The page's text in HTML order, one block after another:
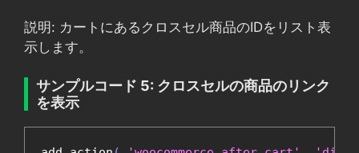
説明: カートにあるクロスセル商品のIDをリスト表
示します。
サンプルコード 5: クロスセルの商品のリンク
を表示